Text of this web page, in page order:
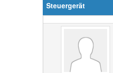
Steuergerät